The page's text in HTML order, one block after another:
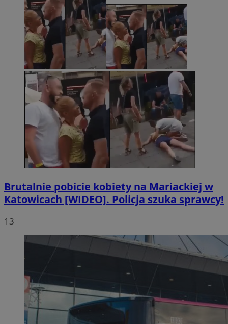
Brutalnie pobicie kobiety na Mariackiej w
Katowicach [WIDEO]. Policja szuka sprawcy!
13